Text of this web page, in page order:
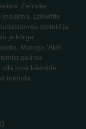
Zehnder
maailma. Ettevõtte
tooteid ja
ja kõrge
Motoga "Alati
parima
oma klientide
toetuda.